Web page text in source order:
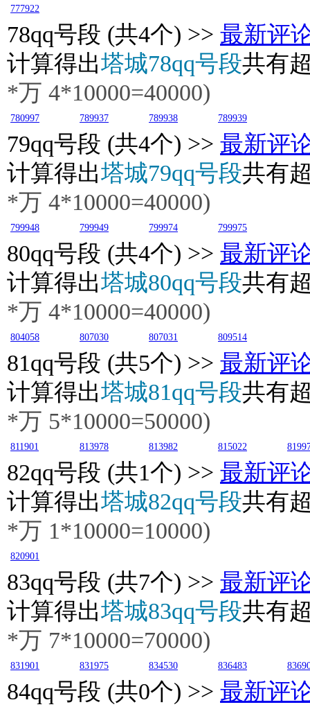
777922
78qq号段 (共4个) >> 最新评
计算得出塔城78qq号段共有
*万 4*10000=40000)
780997 789937 789938 789939
79qq号段 (共4个) >> 最新评
计算得出塔城79qq号段共有
*万 4*10000=40000)
799948 799949 799974 799975
80qq号段 (共4个) >> 最新评
计算得出塔城80qq号段共有
*万 4*10000=40000)
804058 807030 807031 809514
81qq号段 (共5个) >> 最新评
计算得出塔城81qq号段共有
*万 5*10000=50000)
811901 813978 813982 815022
82qq号段 (共1个) >> 最新评
计算得出塔城82qq号段共有
*万 1*10000=10000)
820901
83qq号段 (共7个) >> 最新评
计算得出塔城83qq号段共有
*万 7*10000=70000)
831901 831975 834530 836483
84qq号段 (共0个) >> 最新评